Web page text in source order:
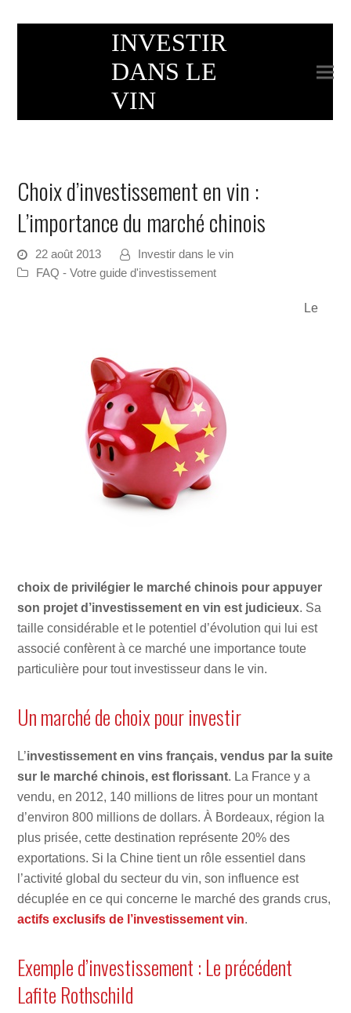
INVESTIR
DANS LE
VIN
Choix d’investissement en vin :
L’importance du marché chinois
22 août 2013
Investir dans le vin
FAQ - Votre guide d'investissement
Le
choix de privilégier le marché chinois pour appuyer
son projet d’investissement en vin est judicieux. Sa
taille considérable et le potentiel d’évolution qui lui est
associé confèrent à ce marché une importance toute
particulière pour tout investisseur dans le vin.
Un marché de choix pour investir
L’investissement en vins français, vendus par la suite
sur le marché chinois, est florissant. La France y a
vendu, en 2012, 140 millions de litres pour un montant
d’environ 800 millions de dollars. À Bordeaux, région la
plus prisée, cette destination représente 20% des
exportations. Si la Chine tient un rôle essentiel dans
l’activité global du secteur du vin, son influence est
décuplée en ce qui concerne le marché des grands crus,
actifs exclusifs de l’investissement vin.
Exemple d’investissement : Le précédent
Lafite Rothschild